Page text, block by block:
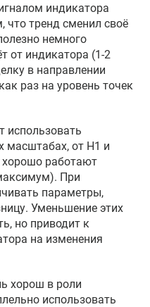
индикатора
что тренд сменил своё
немного
от индикатора (1-2
в направлении
раз на уровень точек
использовать
масштабах, от H1 и
работают
При
параметры,
Уменьшение этих
но приводит к
на изменения
хорош в роли
использовать